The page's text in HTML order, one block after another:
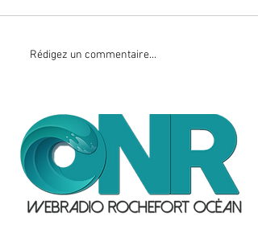
Rédigez un commentaire...